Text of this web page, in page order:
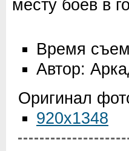
месту боев в
Время
Автор:
Оригинал
920x1348